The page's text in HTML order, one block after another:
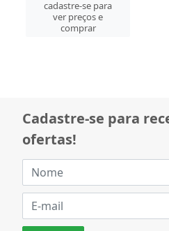
cadastre-se para
ver preços e
comprar
Cadastre-se para
ofertas!